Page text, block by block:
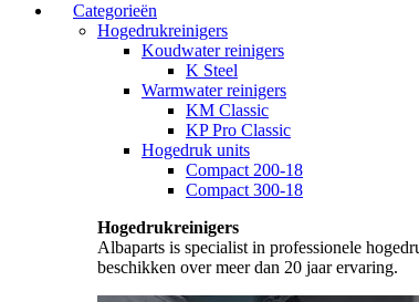
Categorieën
Hogedrukreinigers
Koudwater reinigers
K Steel
Warmwater reinigers
KM Classic
KP Pro Classic
Hogedruk units
Compact 200-18
Compact 300-18
Hogedrukreinigers
Albaparts is specialist in professionele
beschikken over meer dan 20 jaar ervaring.